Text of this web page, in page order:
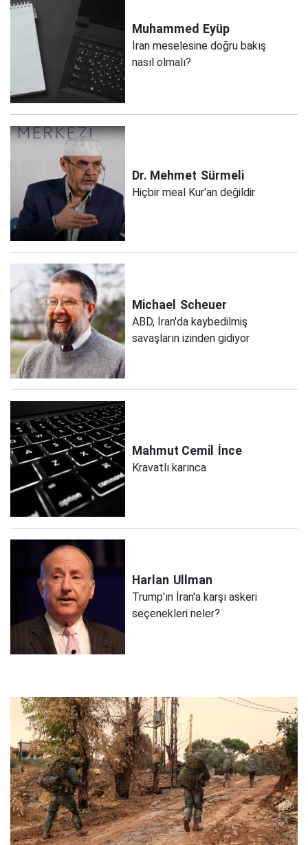
Muhammed Eyüp
İran meselesine doğru bakış
nasıl olmalı?
Dr. Mehmet Sürmeli
Hiçbir meal Kur'an değildir
Michael Scheuer
ABD, İran'da kaybedilmiş
savaşların izinden gidiyor
Mahmut Cemil İnce
Kravatlı karınca
Harlan Ullman
Trump'ın İran'a karşı askeri
seçenekleri neler?